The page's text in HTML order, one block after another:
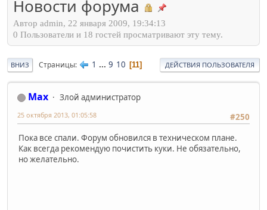
Новости форума
Автор admin, 22 января 2009, 19:34:13
0 Пользователи и 18 гостей просматривают эту тему.
ВНИЗ Страницы 1 ... 9 10 11 ДЕЙСТВИЯ ПОЛЬЗОВАТЕЛЯ
Max
Злой администратор
#250
25 октября 2013, 01:05:58
Пока все спали. Форум обновился в техническом плане.
Как всегда рекомендую почистить куки. Не обязательно,
но желательно.